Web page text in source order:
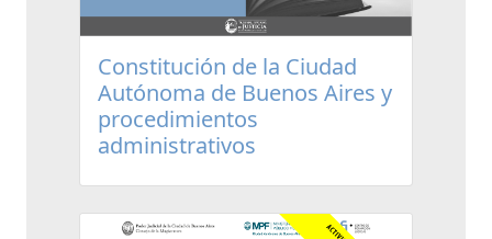
Constitución de la Ciudad
Autónoma de Buenos Aires y
procedimientos
administrativos